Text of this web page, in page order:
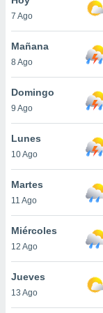
en
más
nuestra
de
cookies
aceptar
7 Ago
Mañana
8 Ago
Domingo
9 Ago
Lunes
10 Ago
Martes
11 Ago
Miércoles
12 Ago
Jueves
13 Ago